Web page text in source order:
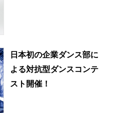
日本初の企業ダンス部に
よる対抗型ダンスコンテ
スト開催！